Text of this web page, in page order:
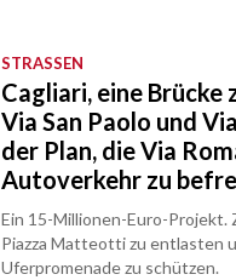
STRASSEN
Cagliari, eine Brücke
Via San Paolo und
der Plan, die Via
Autoverkehr zu
Ein 15-Millionen-Euro-Projekt.
Piazza Matteotti zu entlasten
Uferpromenade zu schützen.